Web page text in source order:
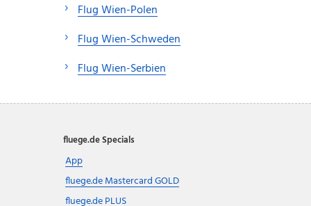
Flug Wien-Polen
Flug Wien-Schweden
Flug Wien-Serbien